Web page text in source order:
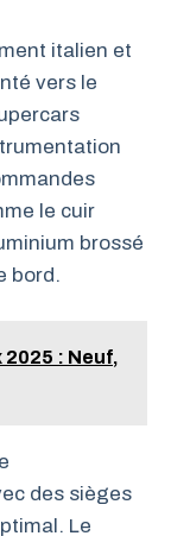
italien et
vers le
le cuir
brossé
bord.
2025 : Neuf,
des sièges
Le